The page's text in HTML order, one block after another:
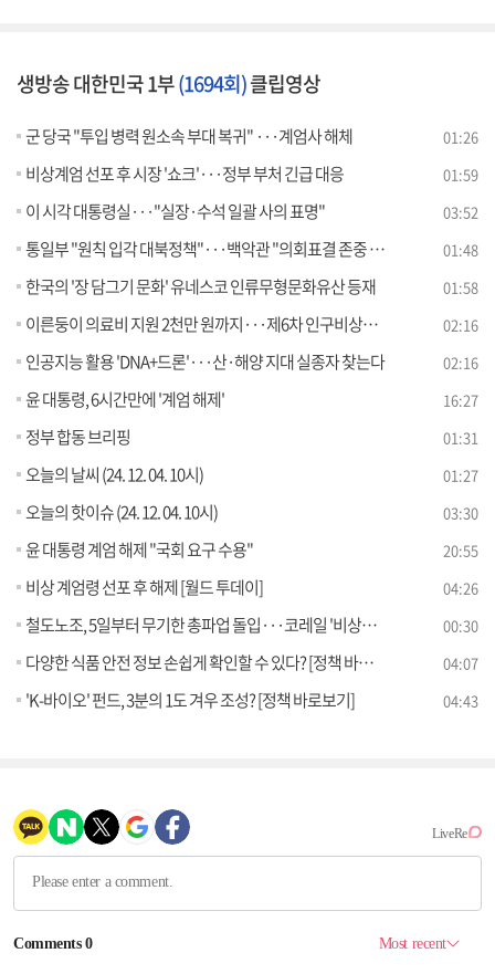
생방송 대한민국 1부(1694회)클립영상
군 당국 "투입 병력 원소속 부대 복귀" ···계엄사 해체 01:26
비상계엄 선포 후 시장 '쇼크'···정부 부처 긴급 대응 01:59
이 시각 대통령실···"실장·수석 일괄 사의 표명" 03:52
통일부 "원칙 입각 대북정책"···백악관 "의회표결 존중 안도" 01:48
한국의 '장 담그기 문화' 유네스코 인류무형문화유산 등재 01:58
이른둥이 의료비 지원 2천만 원까지···제6차 인구비상대책회의 02:16
인공지능 활용 'DNA+드론'···산·해양 지대 실종자 찾는다 02:16
윤 대통령, 6시간만에 '계엄 해제' 16:27
정부 합동 브리핑 01:31
오늘의 날씨 (24. 12. 04. 10시) 01:27
오늘의 핫이슈 (24. 12. 04. 10시) 03:30
윤 대통령 계엄 해제 "국회 요구 수용" 20:55
비상 계엄령 선포 후 해제 [월드 투데이] 04:26
철도노조, 5일부터 무기한 총파업 돌입···코레일 '비상체제' 00:30
다양한 식품 안전 정보 손쉽게 확인할 수 있다? [정책 바로보기] 04:07
'K-바이오' 펀드, 3분의 1도 겨우 조성? [정책 바로보기] 04:43